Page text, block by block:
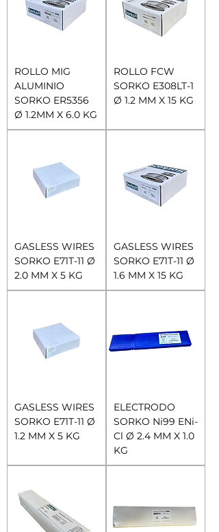
ROLLO MIG
ALUMINIO
SORKO ER5356
Ø 1.2MM X 6.0 KG
ROLLO FCW
SORKO E308LT-1
Ø 1.2 MM X 15 KG
GASLESS WIRES
SORKO E71T-11 Ø
2.0 MM X 5 KG
GASLESS WIRES
SORKO E71T-11 Ø
1.6 MM X 15 KG
GASLESS WIRES
SORKO E71T-11 Ø
1.2 MM X 5 KG
ELECTRODO
SORKO Ni99 ENi-
Cl Ø 2.4 MM X 1.0
KG